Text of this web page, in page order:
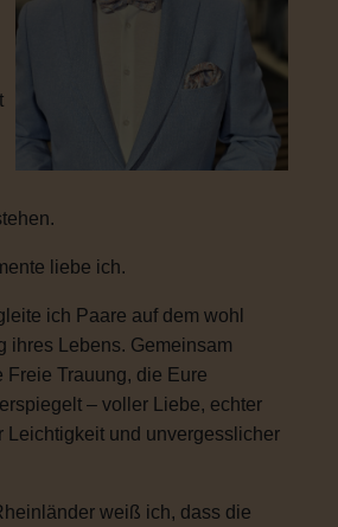
liebe ich.
ich Paare auf dem wohl
ihres Lebens. Gemeinsam
Freie Trauung, die Eure
– voller Liebe, echter
Leichtigkeit und unvergesslicher
weiß ich, dass die